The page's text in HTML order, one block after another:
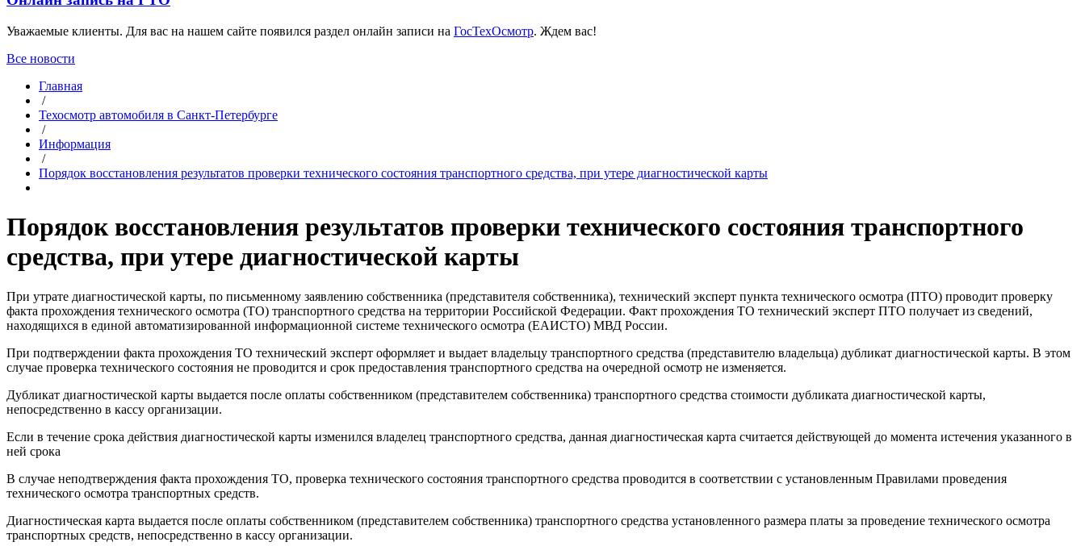
Уважаемые клиенты. Для вас на нашем сайте появился раздел онлайн записи на ГосТехОсмотр. Ждем вас!
Все новости
Главная
/
Техосмотр автомобиля в Санкт-Петербурге
/
Информация
/
Порядок восстановления результатов проверки технического состояния транспортного средства, при утере диагностической карты
Порядок восстановления результатов проверки технического состояния транспортного
средства, при утере диагностической карты
При утрате диагностической карты, по письменному заявлению собственника (представителя собственника), технический эксперт пункта технического осмотра (ПТО) проводит проверку
факта прохождения технического осмотра (ТО) транспортного средства на территории Российской Федерации. Факт прохождения ТО технический эксперт ПТО получает из сведений,
находящихся в единой автоматизированной информационной системе технического осмотра (ЕАИСТО) МВД России.
При подтверждении факта прохождения ТО технический эксперт оформляет и выдает владельцу транспортного средства (представителю владельца) дубликат диагностической карты. В этом
случае проверка технического состояния не проводится и срок предоставления транспортного средства на очередной осмотр не изменяется.
Дубликат диагностической карты выдается после оплаты собственником (представителем собственника) транспортного средства стоимости дубликата диагностической карты,
непосредственно в кассу организации.
Если в течение срока действия диагностической карты изменился владелец транспортного средства, данная диагностическая карта считается действующей до момента истечения указанного в
ней срока
В случае неподтверждения факта прохождения ТО, проверка технического состояния транспортного средства проводится в соответствии с установленным Правилами проведения
технического осмотра транспортных средств.
Диагностическая карта выдается после оплаты собственником (представителем собственника) транспортного средства установленного размера платы за проведение технического осмотра
транспортных средств, непосредственно в кассу организации.